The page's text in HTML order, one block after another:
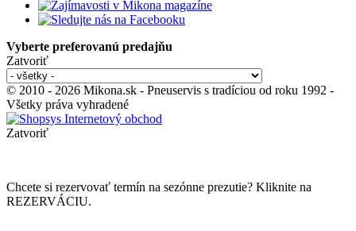
Vyberte preferovanú predajňu
Zatvoriť
© 2010 - 2026 Mikona.sk - Pneuservis s tradíciou od roku 1992 -
Všetky práva vyhradené
Zatvoriť
Chcete si rezervovať termín na sezónne prezutie? Kliknite na
REZERVÁCIU.